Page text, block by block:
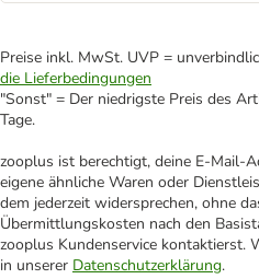
Preise inkl. MwSt. UVP =
die Lieferbedingungen
"Sonst" = Der niedrigste Preis des
Tage.
zooplus ist berechtigt, deine E-Mail-
eigene ähnliche Waren oder
dem jederzeit widersprechen, ohne
Übermittlungskosten nach den
zooplus Kundenservice kontaktierst.
in unserer Datenschutzerklärung.